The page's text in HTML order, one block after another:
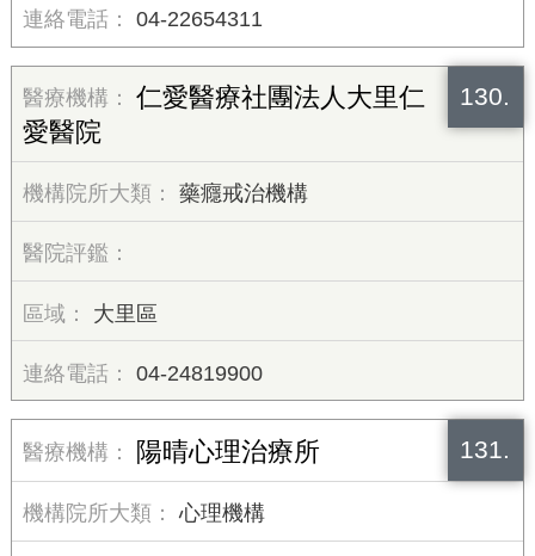
04-22654311
130.
仁愛醫療社團法人大里仁
愛醫院
藥癮戒治機構
大里區
04-24819900
131.
陽晴心理治療所
心理機構